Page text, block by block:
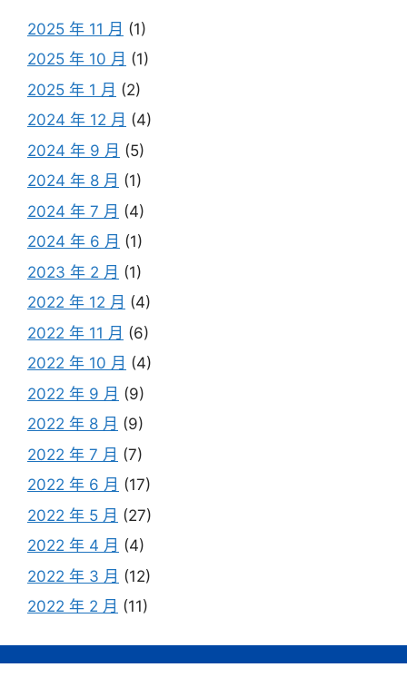
2025 年 11 月 (1)
2025 年 10 月 (1)
2025 年 1 月 (2)
2024 年 12 月 (4)
2024 年 9 月 (5)
2024 年 8 月 (1)
2024 年 7 月 (4)
2024 年 6 月 (1)
2023 年 2 月 (1)
2022 年 12 月 (4)
2022 年 11 月 (6)
2022 年 10 月 (4)
2022 年 9 月 (9)
2022 年 8 月 (9)
2022 年 7 月 (7)
2022 年 6 月 (17)
2022 年 5 月 (27)
2022 年 4 月 (4)
2022 年 3 月 (12)
2022 年 2 月 (11)